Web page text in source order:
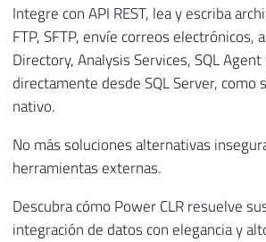
Integre con API REST, lea y escriba
FTP, SFTP, envíe correos electrónicos,
Directory, Analysis Services, SQL
directamente desde SQL Server, como
nativo.
No más soluciones alternativas
herramientas externas.
Descubra cómo Power CLR resuelve
integración de datos con elegancia y